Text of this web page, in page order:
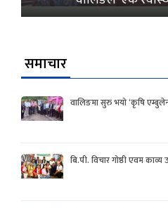
समाचार
वालिङमा सुरु भयो ‘कृषि
बि.पी. विचार गोष्ठी एवम